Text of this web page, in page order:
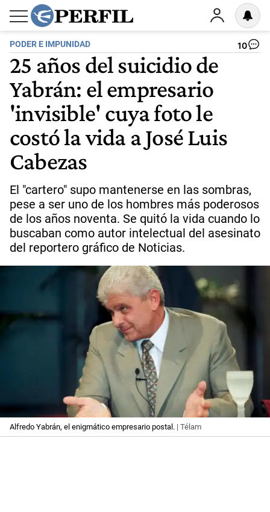
PODER E IMPUNIDAD 10
25 años del suicidio de
Yabrán: el empresario
'invisible' cuya foto le
costó la vida a José Luis
Cabezas
El "cartero" supo mantenerse en las sombras,
pese a ser uno de los hombres más poderosos
de los años noventa. Se quitó la vida cuando lo
buscaban como autor intelectual del asesinato
del reportero gráfico de Noticias.
Alfredo Yabrán, el enigmático empresario postal. | Télam